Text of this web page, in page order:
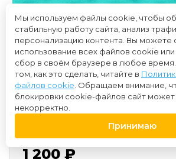
1 200 ₽
Мы используем файлы cookie, чтобы
стабильную работу сайта, анализ
персонализацию контента. Вы можете
использование всех файлов cookie или
сбор в своём браузере в любое
том, как это сделать, читайте в
файлов cookie . Обращаем внимание,
блокировки cookie-файлов сайт может
некорректно.
Принимаю